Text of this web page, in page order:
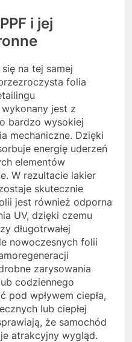
i jej
na tej samej
folia
jest z
bardzo wysokiej
mechaniczne. Dzięki
energię uderzeń
elementów
W rezultacie lakier
skutecznie
jest również odporna
UV, dzięki czemu
długotrwałej
nowoczesnych folii
zarysowania
codziennego
pod wpływem ciepła,
lub ciepłej
że samochód
atrakcyjny wygląd.